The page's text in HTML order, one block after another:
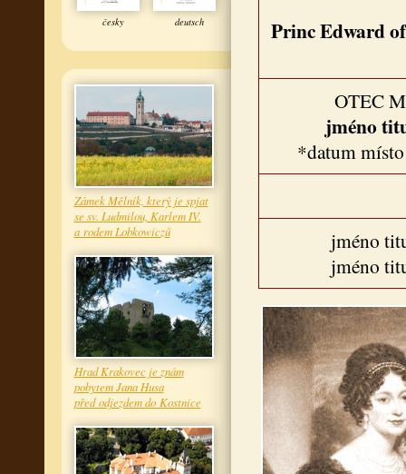
česky deutsch
Zámek Mělník, který je spjat
se sv. Ludmilou, Karlem IV.
a rodem Lobkowiczů
Hrad Krakovec je znám
pobytem Jana Husa
před odjezdem do Kostnice
Princ Edward
OTEC
jméno
*datum
jméno
jméno